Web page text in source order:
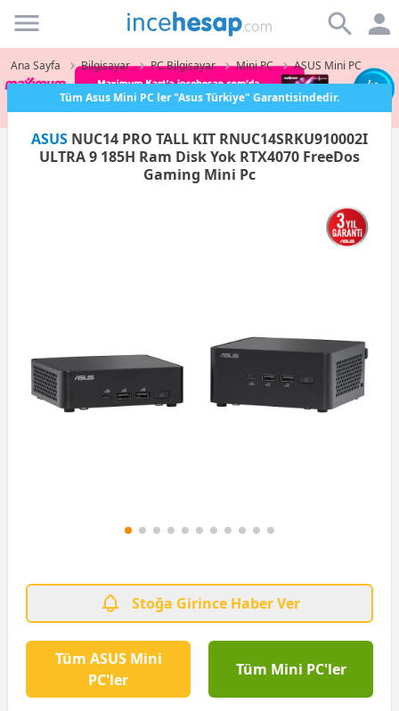
Incehesap
Ana Sayfa Bilgisayar PC Bilgisayar Mini PC ASUS Mini PC
Tüm Asus Mini PC ler "Asus Türkiye" Garantisindedir.
ASUS NUC14 PRO TALL KIT RNUC14SRKU910002I
ULTRA 9 185H Ram Disk Yok RTX4070 FreeDos
Gaming Mini Pc
Stoğa Girince Haber Ver
Tüm ASUS Mini
PC'ler
Tüm Mini PC'ler